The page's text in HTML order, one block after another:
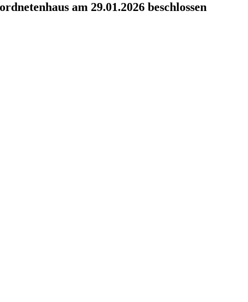
am 29.01.2026 beschlossen